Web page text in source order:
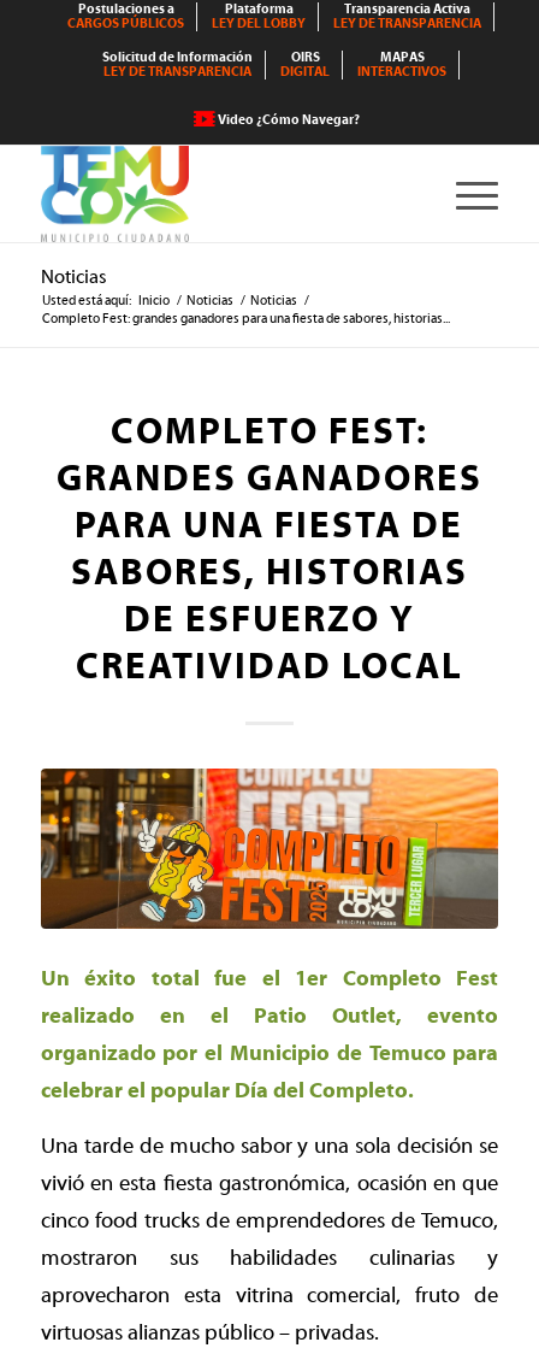
Postulaciones a
CARGOS PÚBLICOS
Plataforma
LEY DEL LOBBY
Transparencia Activa
LEY DE TRANSPARENCIA
Solicitud de Información
LEY DE TRANSPARENCIA
OIRS
DIGITAL
MAPAS
INTERACTIVOS
Video ¿Cómo Navegar?
Noticias
Usted está aquí: Inicio / Noticias / Noticias /
Completo Fest: grandes ganadores para una fiesta de sabores, historias...
COMPLETO FEST:
GRANDES GANADORES
PARA UNA FIESTA DE
SABORES, HISTORIAS
DE ESFUERZO Y
CREATIVIDAD LOCAL
Un éxito total fue el 1er Completo Fest
realizado en el Patio Outlet, evento
organizado por el Municipio de Temuco para
celebrar el popular Día del Completo.
Una tarde de mucho sabor y una sola decisión se
vivió en esta fiesta gastronómica, ocasión en que
cinco food trucks de emprendedores de Temuco,
mostraron sus habilidades culinarias y
aprovecharon esta vitrina comercial, fruto de
virtuosas alianzas público – privadas.